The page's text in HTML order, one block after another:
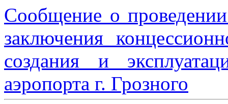
Сообщение о
заключения
создания и
аэропорта г. Грозного